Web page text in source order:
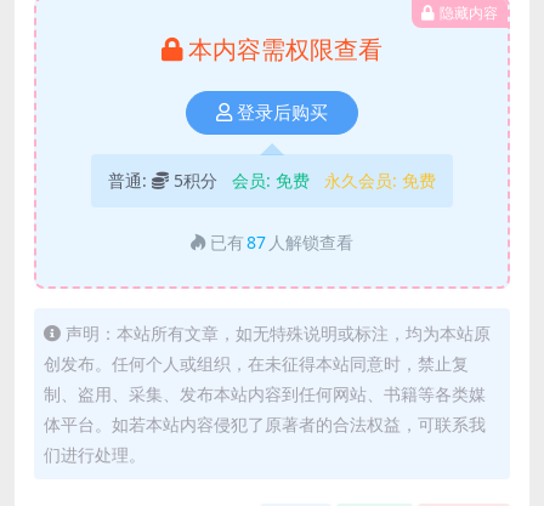
隐藏内容
本内容需权限查看
登录后购买
普通: 5积分 会员: 免费 永久会员: 免费
已有87 人解锁查看
声明：本站所有文章，如无特殊说明或标注，均为本站原
创发布。任何个人或组织，在未征得本站同意时，禁止复
制、盗用、采集、发布本站内容到任何网站、书籍等各类媒
体平台。如若本站内容侵犯了原著者的合法权益，可联系我
们进行处理。